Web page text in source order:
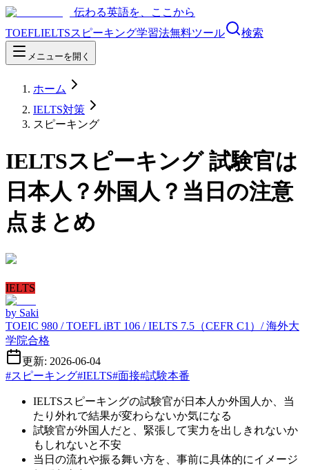
伝わる英語を、ここから
TOEFLIELTSスピーキング学習法無料ツール 検索
メニューを開く
ホーム
IELTS対策
スピーキング
IELTSスピーキング 試験官は
日本人？外国人？当日の注意
点まとめ
IELTS
by Saki
TOEIC 980 / TOEFL iBT 106 / IELTS 7.5（CEFR C1）/ 海外大
学院合格
更新: 2026-06-04
#スピーキング#IELTS#面接#試験本番
IELTSスピーキングの試験官が日本人か外国人か、当
たり外れで結果が変わらないか気になる
試験官が外国人だと、緊張して実力を出しきれないか
もしれないと不安
当日の流れや振る舞い方を、事前に具体的にイメージ